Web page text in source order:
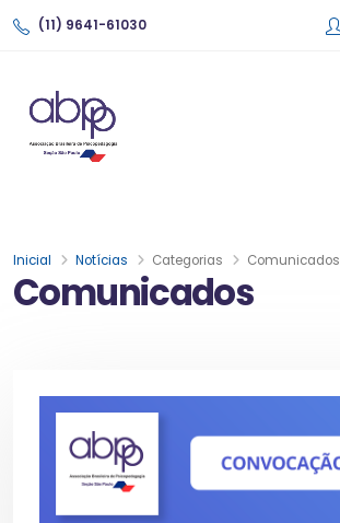
(11) 9641-61030
Comunicados
Inicial Notícias Categorias Comunicados